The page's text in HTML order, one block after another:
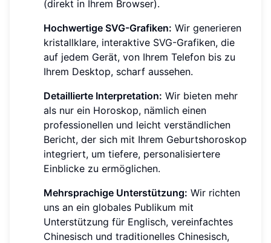
(direkt in Ihrem Browser).
Hochwertige SVG-Grafiken: Wir generieren
kristallklare, interaktive SVG-Grafiken, die
auf jedem Gerät, von Ihrem Telefon bis zu
Ihrem Desktop, scharf aussehen.
Detaillierte Interpretation: Wir bieten mehr
als nur ein Horoskop, nämlich einen
professionellen und leicht verständlichen
Bericht, der sich mit Ihrem Geburtshoroskop
integriert, um tiefere, personalisiertere
Einblicke zu ermöglichen.
Mehrsprachige Unterstützung: Wir richten
uns an ein globales Publikum mit
Unterstützung für Englisch, vereinfachtes
Chinesisch und traditionelles Chinesisch,